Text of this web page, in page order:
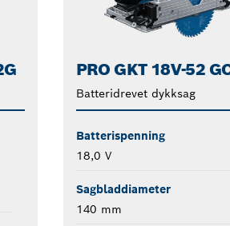
PRO GKT 18V-52
Batteridrevet dykksag
Batterispenning
18,0 V
Sagbladdiameter
140 mm